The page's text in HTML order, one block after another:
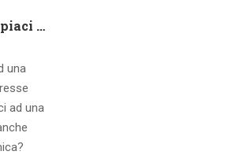
Che tipo di capire qualora piaci ad una ragazza contatto 8 segnali d’interesse inconsci
una
ad una